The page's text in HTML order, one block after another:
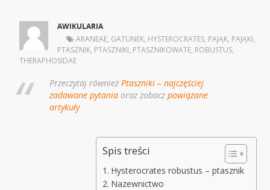
AWIKULARIA
ARANEAE, GATUNEK, HYSTEROCRATES, PAJĄK, PAJĄKI,
PTASZNIK, PTASZNIKI, PTASZNIKOWATE, ROBUSTUS,
THERAPHOSIDAE
Przeczytaj równieżPtaszniki – najczęściej
zadawane pytania oraz zobaczpowiązane
artykuły
Spis treści
Hysterocrates robustus – ptasznik
Nazewnictwo